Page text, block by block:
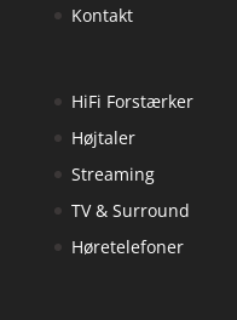
Kontakt
HiFi Forstærker
Højtaler
Streaming
TV & Surround
Høretelefoner